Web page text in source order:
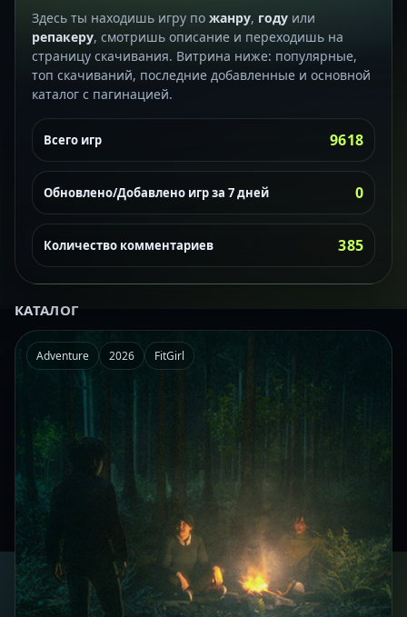
Здесь ты находишь игру по жанру, году или
репакеру, смотришь описание и переходишь на
страницу скачивания. Витрина ниже: популярные,
топ скачиваний, последние добавленные и основной
каталог с пагинацией.
Всего игр 9618
Обновлено/Добавлено игр за 7 дней 0
Количество комментариев 385
КАТАЛОГ
Adventure 2026 FitGirl